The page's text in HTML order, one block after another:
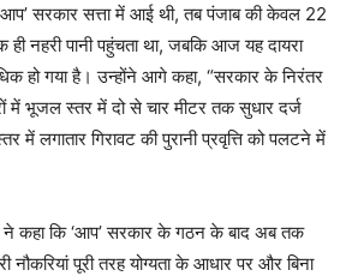
सरकार सत्ता में आई थी, तब पंजाब की केवल 22
ही नहरी पानी पहुंचता था, जबकि आज यह दायरा
हो गया है। उन्होंने आगे कहा, “सरकार के निरंतर
में भूजल स्तर में दो से चार मीटर तक सुधार दर्ज
में लगातार गिरावट की पुरानी प्रवृत्ति को पलटने में
ने कहा कि ‘आप’ सरकार के गठन के बाद अब तक
पूरी तरह योग्यता के आधार पर और बिना